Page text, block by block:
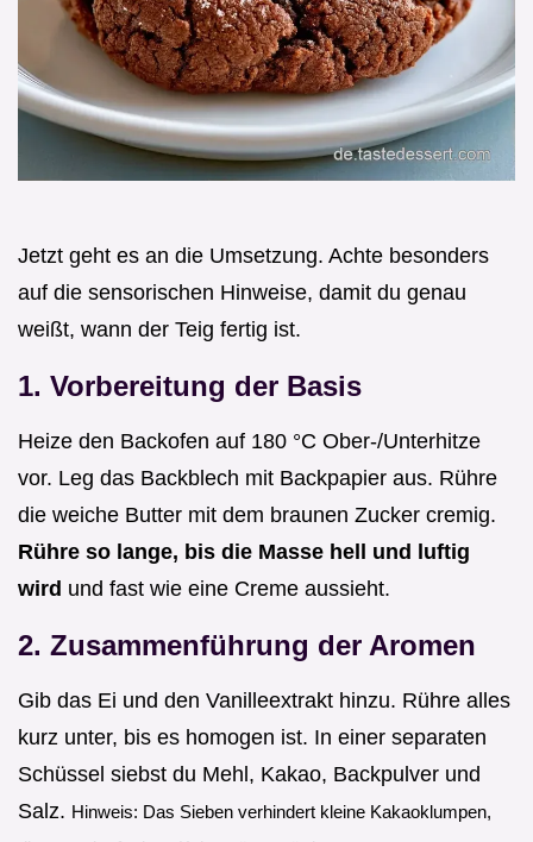
Jetzt geht es an die Umsetzung. Achte besonders
auf die sensorischen Hinweise, damit du genau
weißt, wann der Teig fertig ist.
1. Vorbereitung der Basis
Heize den Backofen auf 180 °C Ober-/Unterhitze
vor. Leg das Backblech mit Backpapier aus. Rühre
die weiche Butter mit dem braunen Zucker cremig.
Rühre so lange, bis die Masse hell und luftig
wird und fast wie eine Creme aussieht.
2. Zusammenführung der Aromen
Gib das Ei und den Vanilleextrakt hinzu. Rühre alles
kurz unter, bis es homogen ist. In einer separaten
Schüssel siebst du Mehl, Kakao, Backpulver und
Salz. Hinweis: Das Sieben verhindert kleine Kakaoklumpen,